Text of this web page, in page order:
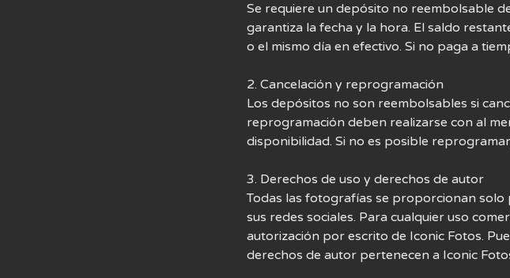
Se requiere un depósito no reembolsable
garantiza la fecha y la hora. El saldo
o el mismo día en efectivo. Si no paga a
2. Cancelación y reprogramación
Los depósitos no son reembolsables si
reprogramación deben realizarse con al
disponibilidad. Si no es posible
3. Derechos de uso y derechos de autor
Todas las fotografías se proporcionan
sus redes sociales. Para cualquier uso
autorización por escrito de Iconic Fotos.
derechos de autor pertenecen a Iconic